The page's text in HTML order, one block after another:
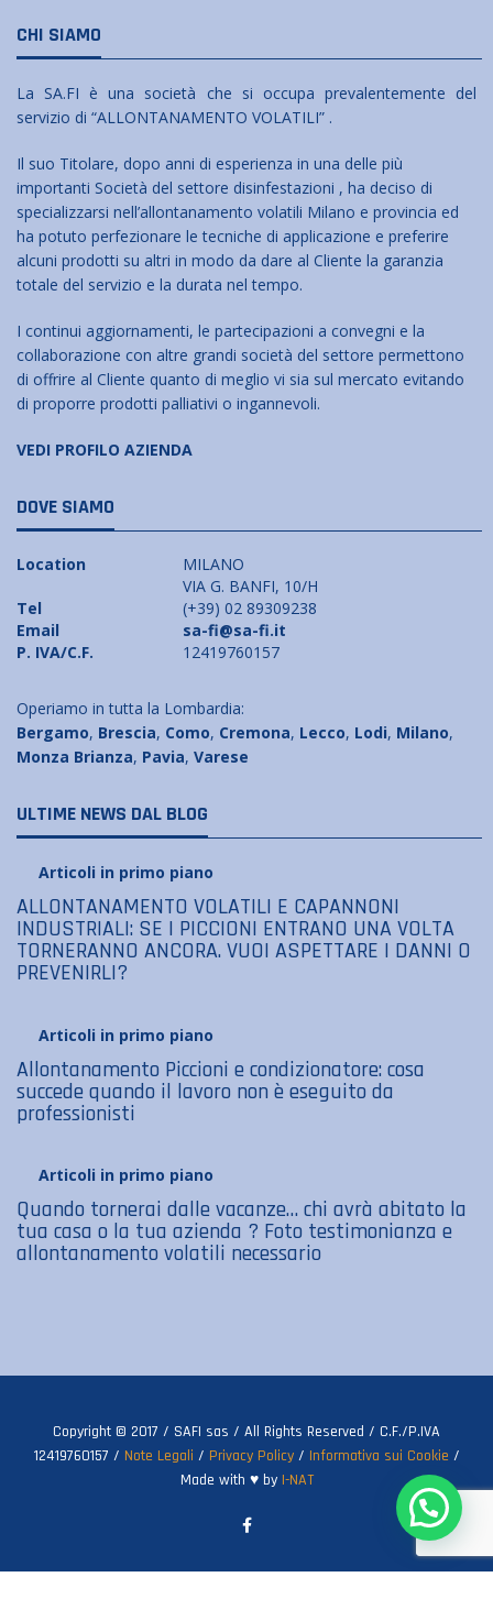
CHI SIAMO
La SA.FI è una società che si occupa prevalentemente del
servizio di “ALLONTANAMENTO VOLATILI” .
Il suo Titolare, dopo anni di esperienza in una delle più
importanti Società del settore disinfestazioni , ha deciso di
specializzarsi nell’allontanamento volatili Milano e provincia ed
ha potuto perfezionare le tecniche di applicazione e preferire
alcuni prodotti su altri in modo da dare al Cliente la garanzia
totale del servizio e la durata nel tempo.
I continui aggiornamenti, le partecipazioni a convegni e la
collaborazione con altre grandi società del settore permettono
di offrire al Cliente quanto di meglio vi sia sul mercato evitando
di proporre prodotti palliativi o ingannevoli.
VEDI PROFILO AZIENDA
DOVE SIAMO
Location
MILANO
VIA G. BANFI, 10/H
Tel
(+39) 02 89309238
Email
sa-fi@sa-fi.it
P. IVA/C.F.
12419760157
Operiamo in tutta la Lombardia:
Bergamo, Brescia, Como, Cremona, Lecco, Lodi, Milano,
Monza Brianza, Pavia, Varese
ULTIME NEWS DAL BLOG
Articoli in primo piano
ALLONTANAMENTO VOLATILI E CAPANNONI
INDUSTRIALI: SE I PICCIONI ENTRANO UNA VOLTA
TORNERANNO ANCORA. VUOI ASPETTARE I DANNI O
PREVENIRLI?
Articoli in primo piano
Allontanamento Piccioni e condizionatore: cosa
succede quando il lavoro non è eseguito da
professionisti
Articoli in primo piano
Quando tornerai dalle vacanze… chi avrà abitato la
tua casa o la tua azienda ? Foto testimonianza e
allontanamento volatili necessario
Copyright © 2017 / SAFI sas / All Rights Reserved / C.F./P.IVA
12419760157 / Note Legali / Privacy Policy/ Informativa sui Cookie /
Made with ♥ by I-NAT